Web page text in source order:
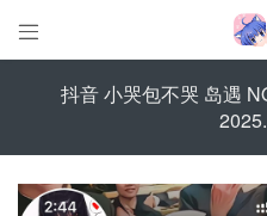

抖音 小哭包不哭 岛遇